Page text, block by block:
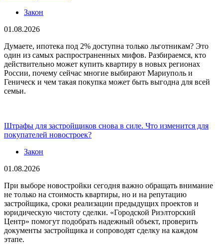
Закон
01.08.2026
Думаете, ипотека под 2% доступна только льготникам? Это
один из самых распространенных мифов. Разбираемся, кто
действительно может купить квартиру в новых регионах
России, почему сейчас многие выбирают Мариуполь и
Геническ и чем такая покупка может быть выгодна для всей
семьи.
Штрафы для застройщиков снова в силе. Что изменится для
покупателей новостроек?
Закон
01.08.2026
При выборе новостройки сегодня важно обращать внимание
не только на стоимость квартиры, но и на репутацию
застройщика, сроки реализации предыдущих проектов и
юридическую чистоту сделки. «Городской Риэлторский
Центр» помогут подобрать надежный объект, проверить
документы застройщика и сопроводят сделку на каждом
этапе.